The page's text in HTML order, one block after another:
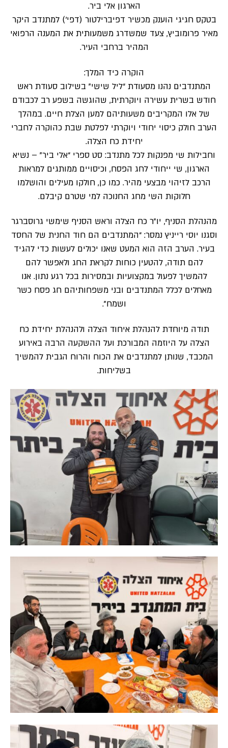
הארגון אלי ביר.
בטקס חגיגי הוענק מכשיר דפיברילטור (דפי’) למתנדב היקר
מאיר פרומוביץ, צעד שמשדרג משמעותית את המענה הרפואי
המהיר ברחבי העיר.
​הוקרה כיד המלך:
המתנדבים נהנו מסעודת “ליל שישי” בשילוב סעודת ראש
חודש בשרית עשירה ויוקרתית, שהוגשה בשפע רב לכבודם
של אלו המקריבים משעותיהם למען הצלת חיים. במהלך
הערב חולק כיסוי יחודי ויוקרתי לפלטת שבת כהוקרה לחברי
יחידת כח הצלה.
וחבילות שי מפנקות לכל מתנדב: סט ספרי “אלי ביר” – נשיא
הארגון, שי ייחודי לחג הפסח, וכיסויים ממותגים למראות
הרכב לזיהוי מבצעי מהיר. כמו כן, חולקו מעילים והושלמו
חלוקות השי מחג החנוכה למי שטרם קיבלם.
​מהנהלת הסניף, יו”ר כח הצלה וראש הסניף שימשי גרוסברגר
וסגנו יוסי רייניץ נמסר: “המתנדבים הם חוד החנית של החסד
בעיר. הערב הזה הוא המעט שאנו יכולים לעשות כדי להגיד
להם תודה, להטעין כוחות לקראת החג ולאפשר להם
להמשיך לפעול במקצועיות ובמסירות בכל רגע נתון. אנו
מאחלים לכלל המתנדבים ובני משפחותיהם חג פסח כשר
ושמח”.
תודה מיוחדת להנהלת איחוד הצלה ולהנהלת יחידת כח
הצלה על היוזמה המבורכת ועל ההשקעה הרבה באירוע
המכבד, שנותן למתנדבים את הכוח והרוח הגבית להמשיך
בשליחות.